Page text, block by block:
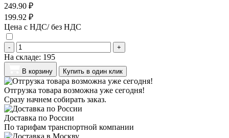
249.90 ₽
199.92 ₽
Цена с НДС/ без НДС
- +
На складе: 195
В корзину Купить в один клик
Отгрузка товара возможна уже сегодня!
Сразу начнем собирать заказ.
Доставка по России
По тарифам транспортной компании